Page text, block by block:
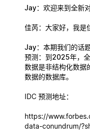
Jay：欢迎来到全新
佳芮：大家好，我是
Jay：本期我们的话
预测： 到2025年，
数据是非结构化数据
数据的数据库。
IDC 预测地址：
https://
data-conundrum/